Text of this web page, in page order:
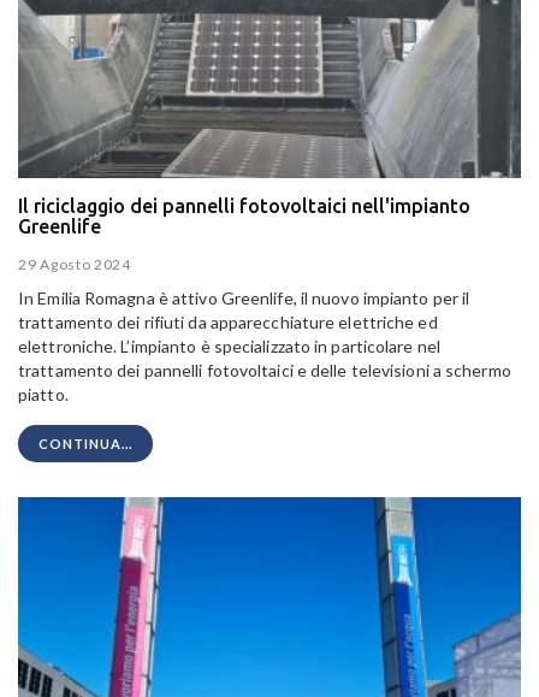
Il riciclaggio dei pannelli fotovoltaici nell'impianto
Greenlife
29 Agosto 2024
In Emilia Romagna è attivo Greenlife, il nuovo impianto per il
trattamento dei rifiuti da apparecchiature elettriche ed
elettroniche. L’impianto è specializzato in particolare nel
trattamento dei pannelli fotovoltaici e delle televisioni a schermo
piatto.
CONTINUA...